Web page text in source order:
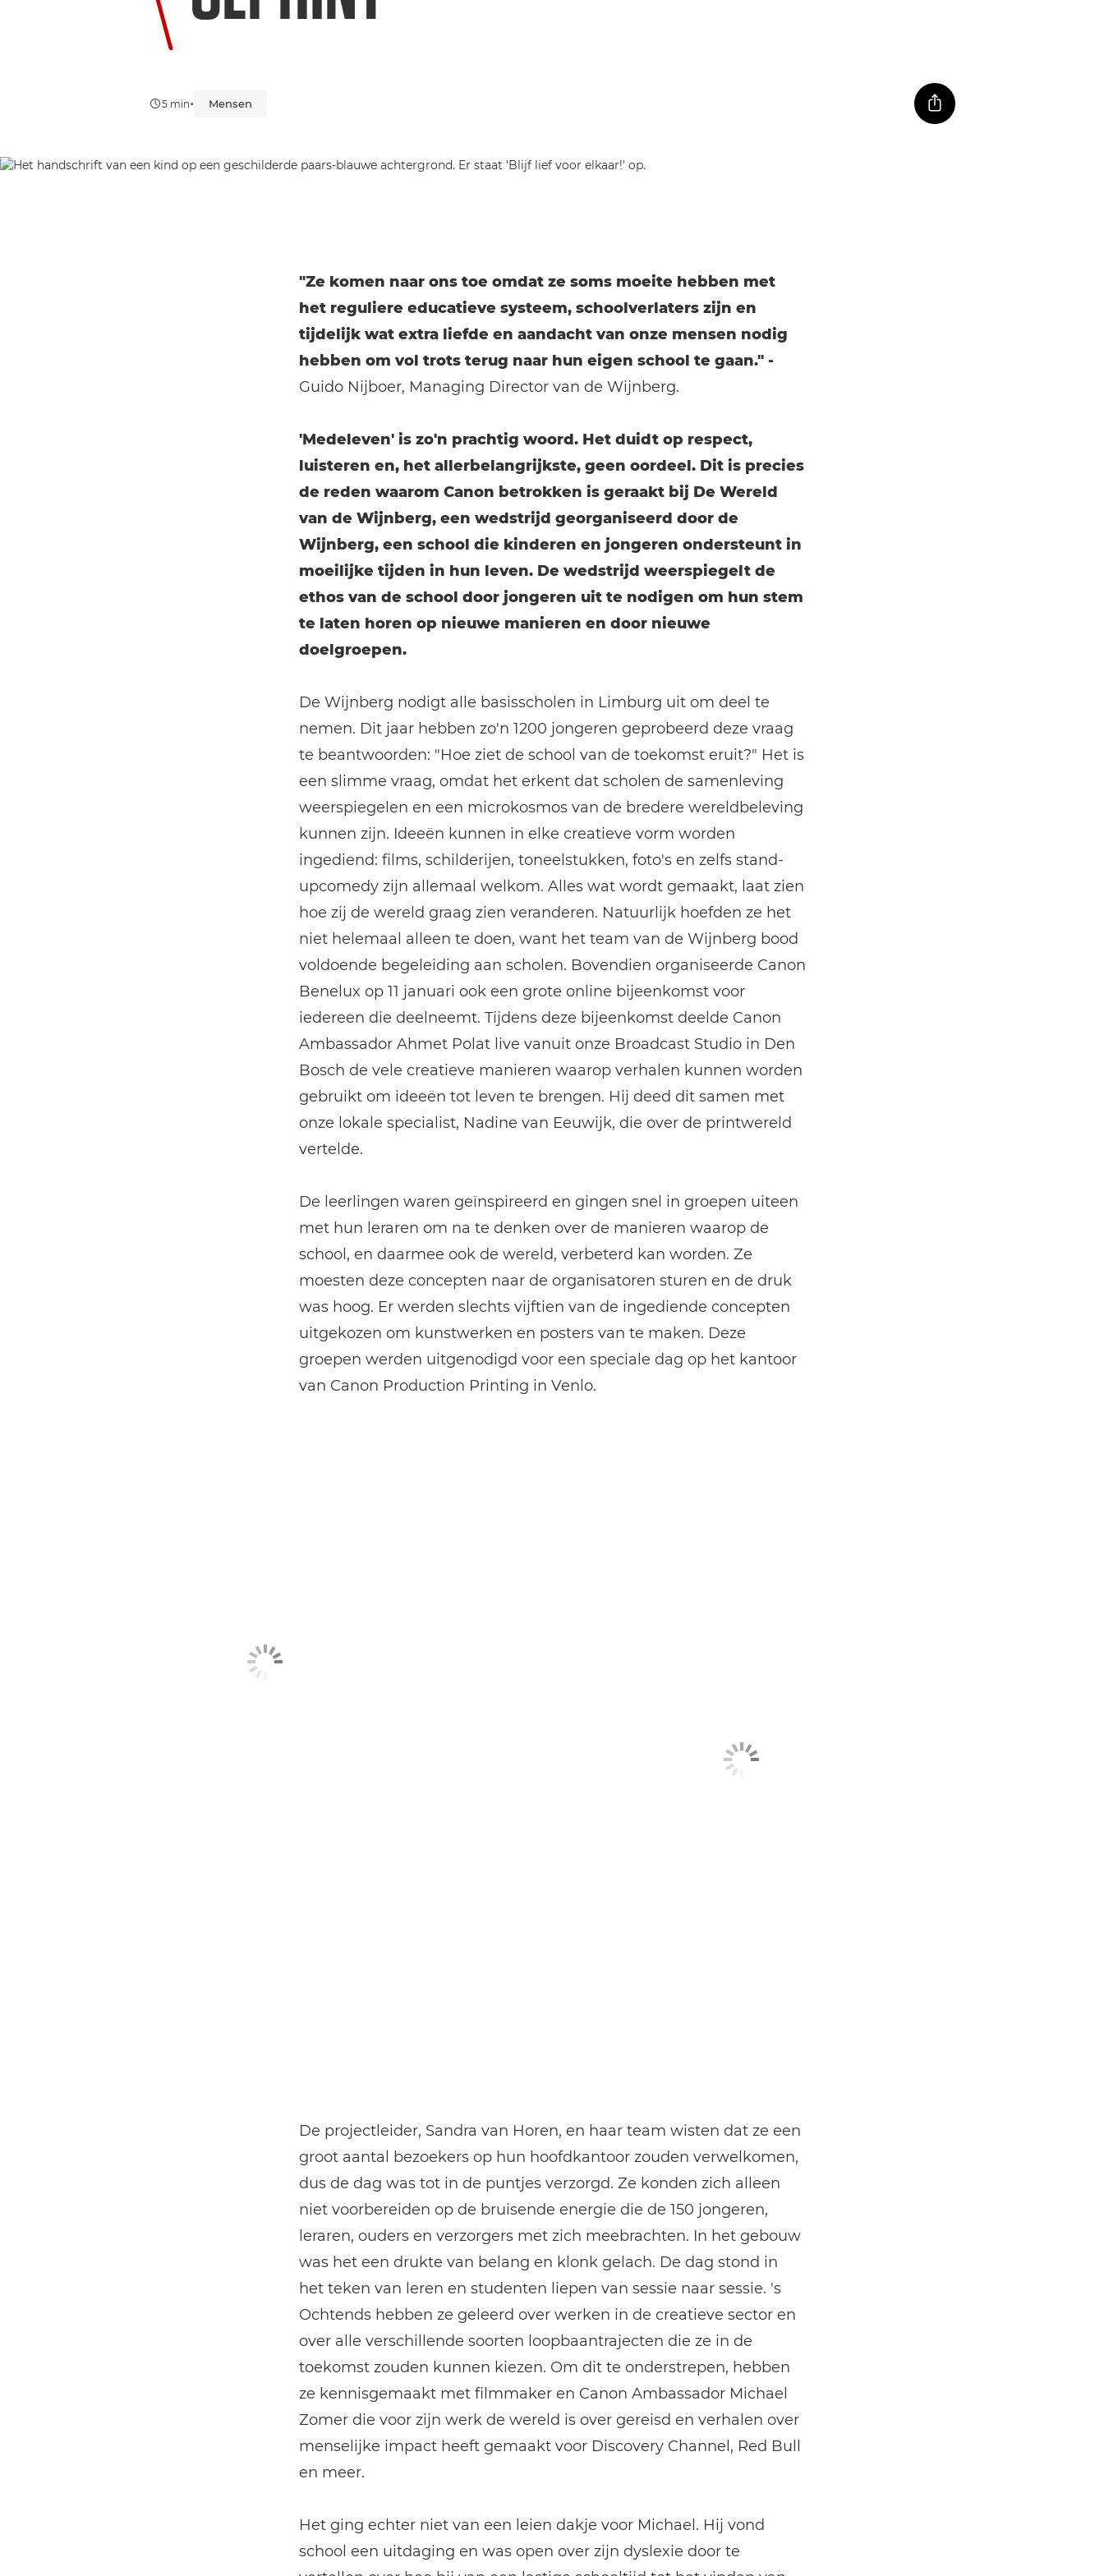
5 min• Mensen
"Ze komen naar ons toe omdat ze soms moeite hebben met
het reguliere educatieve systeem, schoolverlaters zijn en
tijdelijk wat extra liefde en aandacht van onze mensen nodig
hebben om vol trots terug naar hun eigen school te gaan." -
Guido Nijboer, Managing Director van de Wijnberg.
'Medeleven' is zo'n prachtig woord. Het duidt op respect,
luisteren en, het allerbelangrijkste, geen oordeel. Dit is precies
de reden waarom Canon betrokken is geraakt bij De Wereld
van de Wijnberg, een wedstrijd georganiseerd door de
Wijnberg, een school die kinderen en jongeren ondersteunt in
moeilijke tijden in hun leven. De wedstrijd weerspiegelt de
ethos van de school door jongeren uit te nodigen om hun stem
te laten horen op nieuwe manieren en door nieuwe
doelgroepen.
De Wijnberg nodigt alle basisscholen in Limburg uit om deel te
nemen. Dit jaar hebben zo'n 1200 jongeren geprobeerd deze vraag
te beantwoorden: "Hoe ziet de school van de toekomst eruit?" Het is
een slimme vraag, omdat het erkent dat scholen de samenleving
weerspiegelen en een microkosmos van de bredere wereldbeleving
kunnen zijn. Ideeën kunnen in elke creatieve vorm worden
ingediend: films, schilderijen, toneelstukken, foto's en zelfs stand-
upcomedy zijn allemaal welkom. Alles wat wordt gemaakt, laat zien
hoe zij de wereld graag zien veranderen. Natuurlijk hoefden ze het
niet helemaal alleen te doen, want het team van de Wijnberg bood
voldoende begeleiding aan scholen. Bovendien organiseerde Canon
Benelux op 11 januari ook een grote online bijeenkomst voor
iedereen die deelneemt. Tijdens deze bijeenkomst deelde Canon
Ambassador Ahmet Polat live vanuit onze Broadcast Studio in Den
Bosch de vele creatieve manieren waarop verhalen kunnen worden
gebruikt om ideeën tot leven te brengen. Hij deed dit samen met
onze lokale specialist, Nadine van Eeuwijk, die over de printwereld
vertelde.
De leerlingen waren geïnspireerd en gingen snel in groepen uiteen
met hun leraren om na te denken over de manieren waarop de
school, en daarmee ook de wereld, verbeterd kan worden. Ze
moesten deze concepten naar de organisatoren sturen en de druk
was hoog. Er werden slechts vijftien van de ingediende concepten
uitgekozen om kunstwerken en posters van te maken. Deze
groepen werden uitgenodigd voor een speciale dag op het kantoor
van Canon Production Printing in Venlo.
De projectleider, Sandra van Horen, en haar team wisten dat ze een
groot aantal bezoekers op hun hoofdkantoor zouden verwelkomen,
dus de dag was tot in de puntjes verzorgd. Ze konden zich alleen
niet voorbereiden op de bruisende energie die de 150 jongeren,
leraren, ouders en verzorgers met zich meebrachten. In het gebouw
was het een drukte van belang en klonk gelach. De dag stond in
het teken van leren en studenten liepen van sessie naar sessie. 's
Ochtends hebben ze geleerd over werken in de creatieve sector en
over alle verschillende soorten loopbaantrajecten die ze in de
toekomst zouden kunnen kiezen. Om dit te onderstrepen, hebben
ze kennisgemaakt met filmmaker en Canon Ambassador Michael
Zomer die voor zijn werk de wereld is over gereisd en verhalen over
menselijke impact heeft gemaakt voor Discovery Channel, Red Bull
en meer.
Het ging echter niet van een leien dakje voor Michael. Hij vond
school een uitdaging en was open over zijn dyslexie door te